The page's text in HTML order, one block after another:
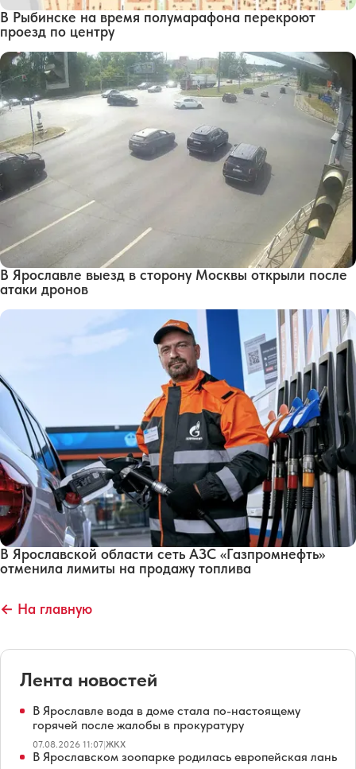
В Рыбинске на время полумарафона перекроют
проезд по центру
В Ярославле выезд в сторону Москвы открыли после
атаки дронов
В Ярославской области сеть АЗС «Газпромнефть»
отменила лимиты на продажу топлива
← На главную
Лента новостей
В Ярославле вода в доме стала по-настоящему
горячей после жалобы в прокуратуру
07.08.2026 11:07|ЖКХ
В Ярославском зоопарке родилась европейская лань